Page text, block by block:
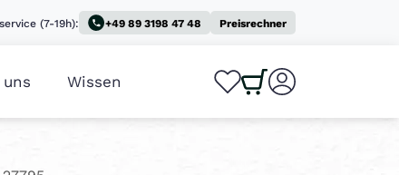
(7-19h): +49 89 3198 47 48 Preisrechner
Wissen 0